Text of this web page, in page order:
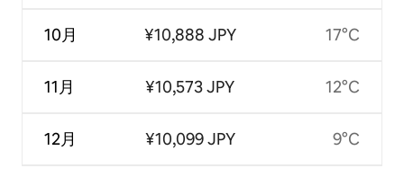
10月
11月
12月
¥10,888 JPY
¥10,573 JPY
¥10,099 JPY
17°C
12°C
9°C